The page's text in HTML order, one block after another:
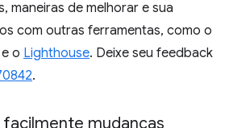
maneiras de melhorar e sua
com outras ferramentas, como o
e o Lighthouse. Deixe seu feedback
.
mudanças